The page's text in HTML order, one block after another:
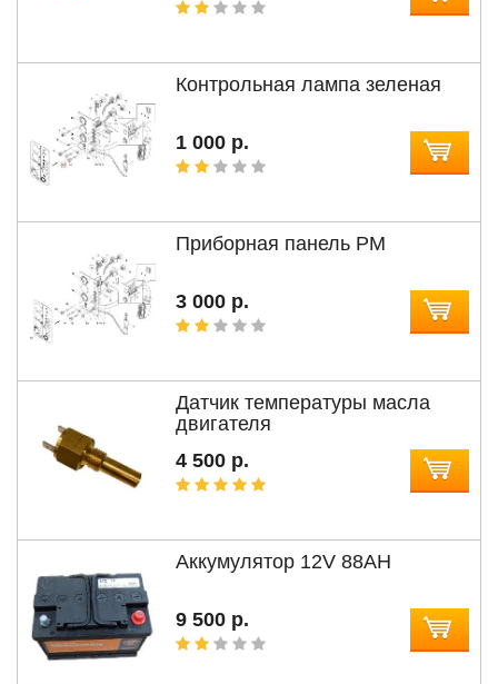
Контрольная лампа зеленая
1 000 р.
Приборная панель РМ
3 000 р.
Датчик температуры масла
двигателя
4 500 р.
Аккумулятор 12V 88AH
9 500 р.